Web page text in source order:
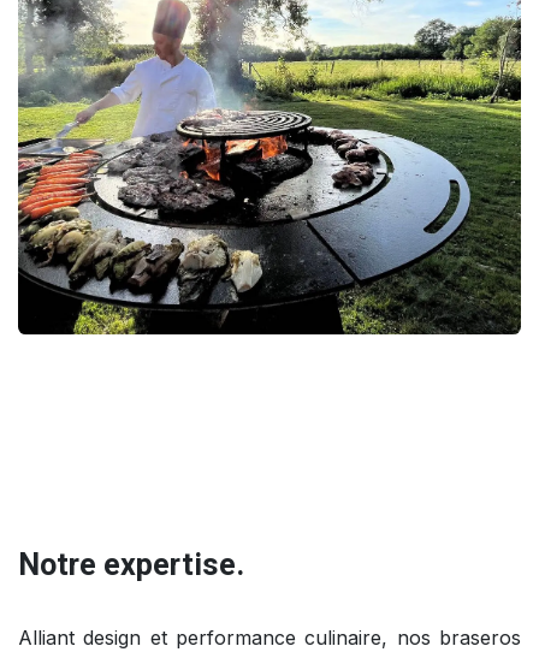
Notre expertise.
Alliant design et performance culinaire, nos braseros